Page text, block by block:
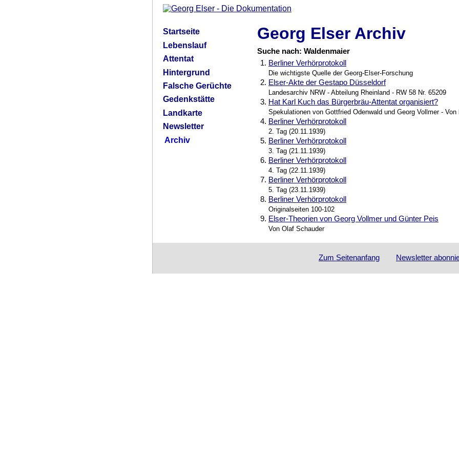
Startseite
Lebenslauf
Attentat
Hintergrund
Falsche Gerüchte
Gedenkstätte
Landkarte
Newsletter
Archiv
Georg Elser Archiv
Suche nach: Waldenmaier
1. Berliner Verhörprotokoll
Die wichtigste Quelle der Georg-Elser-Forschung
2. Elser-Akte der Gestapo Düsseldorf
Landesarchiv NRW - Abteilung Rheinland - RW 58 Nr. 65209
3. Hat Karl Kuch das Bürgerbräu-Attentat organisiert?
Spekulationen von Gottfried Odenwald und Georg Vollmer -
4. Berliner Verhörprotokoll
2. Tag (20.11.1939)
5. Berliner Verhörprotokoll
3. Tag (21.11.1939)
6. Berliner Verhörprotokoll
4. Tag (22.11.1939)
7. Berliner Verhörprotokoll
5. Tag (23.11.1939)
8. Berliner Verhörprotokoll
Originalseiten 100-102
9. Elser-Theorien von Georg Vollmer und Günter Peis
Von Olaf Schauder
Zum Seitenanfang Newsletter